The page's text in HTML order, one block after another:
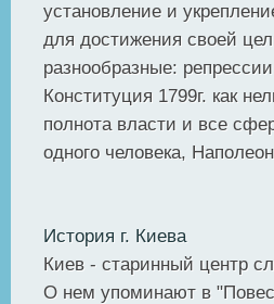
установление и
для достижения своей
разнообразные:
Конституция 1799г. как
полнота власти и все
одного человека,
История г. Киева
Киев - старинный центр
О нем упоминают в